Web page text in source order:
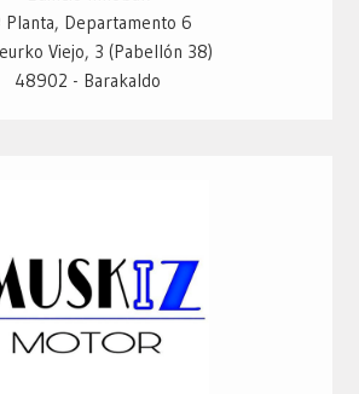
Planta, Departamento 6
Viejo, 3 (Pabellón 38)
48902 - Barakaldo